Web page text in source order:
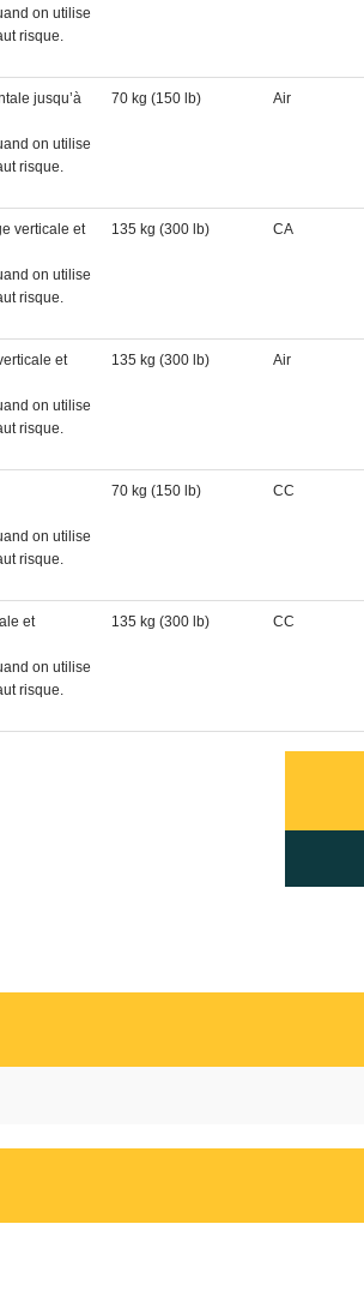
on utilise
risque.
jusqu’à
on utilise
risque.
70 kg (150 lb) Air
verticale et
on utilise
risque.
135 kg (300 lb) CA
et
on utilise
risque.
135 kg (300 lb) Air
on utilise
risque.
70 kg (150 lb) CC
et
on utilise
risque.
135 kg (300 lb) CC